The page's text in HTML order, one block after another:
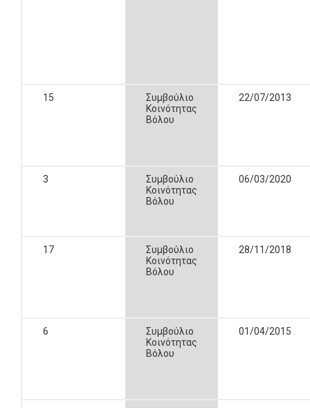
15
Συμβούλιο
Κοινότητας
Βόλου
22/07/2013
3
Συμβούλιο
Κοινότητας
Βόλου
06/03/2020
17
Συμβούλιο
Κοινότητας
Βόλου
28/11/2018
6
Συμβούλιο
Κοινότητας
Βόλου
01/04/2015